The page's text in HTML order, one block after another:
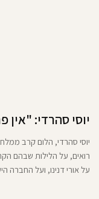
יוסי סהרדי: "אין
יוסי סהרדי, הלום קרב
רואים, על הלילות שבהם
על אורי דנינו, ועל החברה